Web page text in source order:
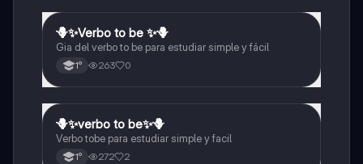
Inglés
🪻✨️Verbo to be ✨️🪻
Gia del verbo to be para estudiar simple y fácil
1° 263 0
Inglés
🪻✨️verbo to be✨️🪻
Verbo tobe para estudiar simple y facil
1° 272 2